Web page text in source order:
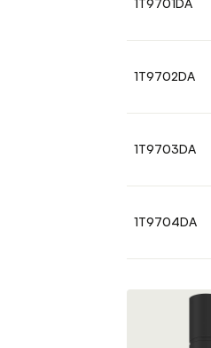
1T9701DA
1T9702DA
1T9703DA
1T9704DA